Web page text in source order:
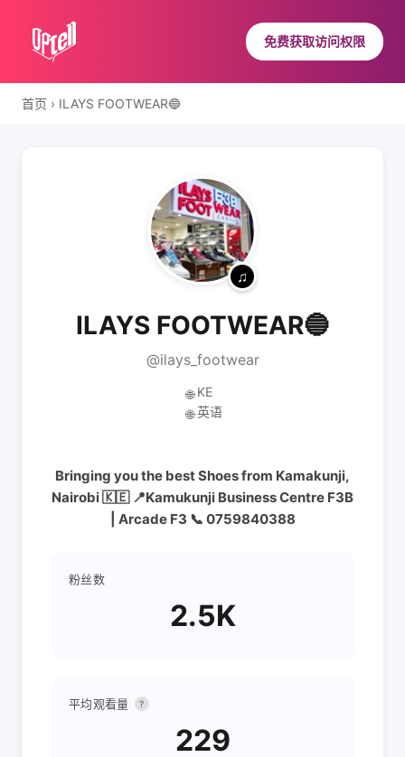
免费获取访问权限
首页 › ILAYS FOOTWEAR🔵
ILAYS FOOTWEAR🔵
@ilays_footwear
🌐 KE
🌐 英语
Bringing you the best Shoes from Kamakunji,
Nairobi 🇰🇪 📍Kamukunji Business Centre F3B
| Arcade F3 📞 0759840388
粉丝数
2.5K
平均观看量 ?
229